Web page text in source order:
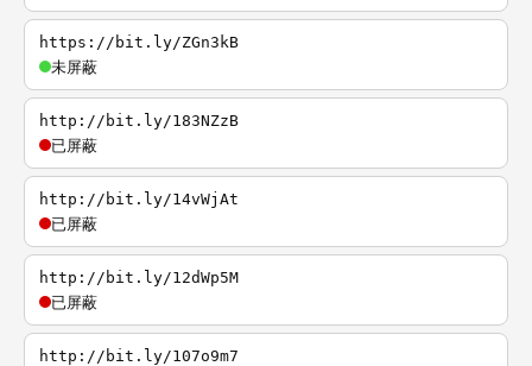
https://bit.ly/ZGn3kB
未屏蔽
http://bit.ly/183NZzB
已屏蔽
http://bit.ly/14vWjAt
已屏蔽
http://bit.ly/12dWp5M
已屏蔽
http://bit.ly/107o9m7